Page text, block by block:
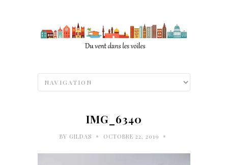
IMG_6340
BY GILDAS • OCTOBRE 22, 2019 •